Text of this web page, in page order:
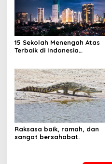
15 Sekolah Menengah Atas
Terbaik di Indonesia
Raksasa baik, ramah, dan
sangat bersahabat.